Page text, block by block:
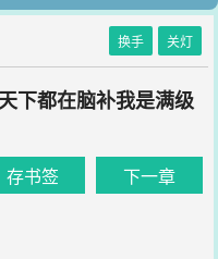
换手 关灯
下都在脑补我是满级
存书签 下一章